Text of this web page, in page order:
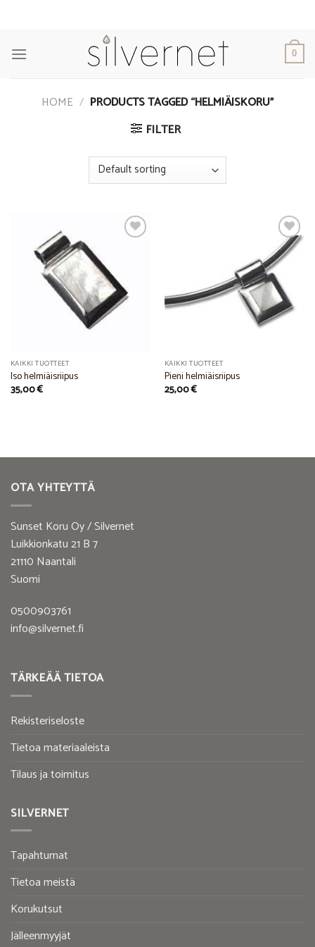
0
HOME / PRODUCTS TAGGED “HELMIÄISKORU”
FILTER
Wishlist
KAIKKI TUOTTEET
Iso helmiäisriipus
35,00€
Add to
Wishlist
KAIKKI TUOTTEET
Pieni helmiäisriipus
25,00€
OTA YHTEYTTÄ
Sunset Koru Oy / Silvernet
Luikkionkatu 21 B 7
21110 Naantali
Suomi
0500903761
info@silvernet.fi
TÄRKEÄÄ TIETOA
Rekisteriseloste
Tietoa materiaaleista
Tilaus ja toimitus
SILVERNET
Tapahtumat
Tietoa meistä
Korukutsut
Jälleenmyyjät